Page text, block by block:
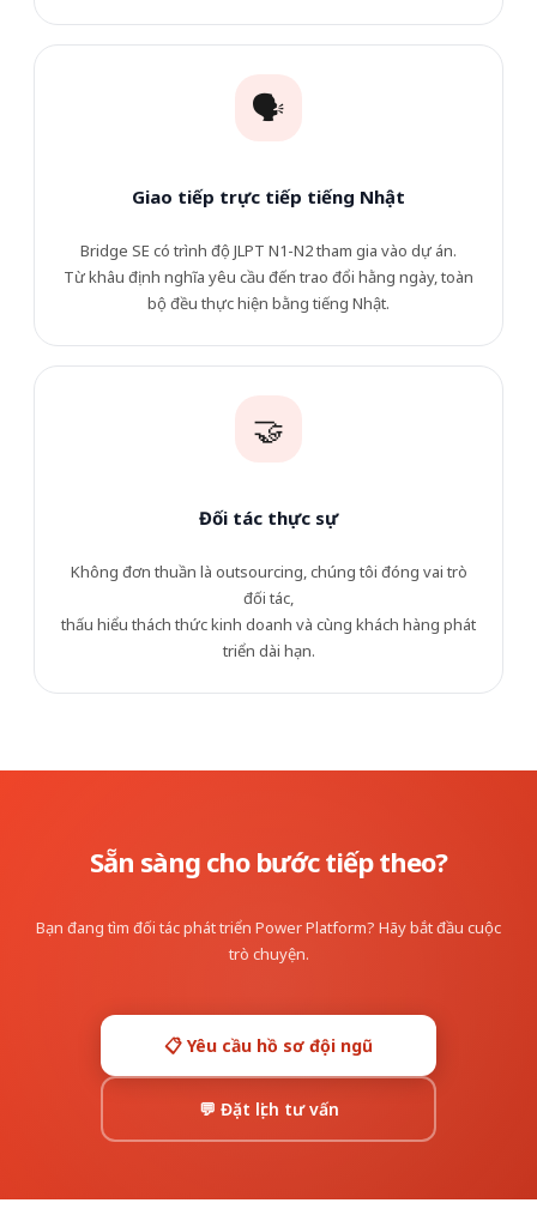
🗣️
Giao tiếp trực tiếp tiếng Nhật
Bridge SE có trình độ JLPT N1-N2 tham gia vào dự án.
Từ khâu định nghĩa yêu cầu đến trao đổi hằng ngày, toàn
bộ đều thực hiện bằng tiếng Nhật.
🤝
Đối tác thực sự
Không đơn thuần là outsourcing, chúng tôi đóng vai trò
đối tác,
thấu hiểu thách thức kinh doanh và cùng khách hàng phát
triển dài hạn.
Sẵn sàng cho bước tiếp theo?
Bạn đang tìm đối tác phát triển Power Platform? Hãy bắt đầu cuộc
trò chuyện.
📋 Yêu cầu hồ sơ đội ngũ
💬 Đặt lịch tư vấn